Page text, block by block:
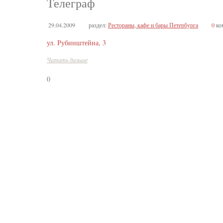
29.04.2009 раздел:Рестораны, кафе и бары Петербурга 0
ул. Рубинштейна, 3
Читать дальше
0